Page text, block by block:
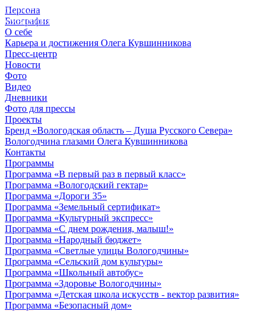
Персона
Биография
О себе
Карьера и достижения Олега Кувшинникова
Пресс-центр
Новости
Фото
Видео
Дневники
Фото для прессы
Проекты
Бренд «Вологодская область – Душа Русского Севера»
Вологодчина глазами Олега Кувшинникова
Контакты
Программы
Программа «В первый раз в первый класс»
Программа «Вологодский гектар»
Программа «Дороги 35»
Программа «Земельный сертификат»
Программа «Культурный экспресс»
Программа «С днем рождения, малыш!»
Программа «Народный бюджет»
Программа «Светлые улицы Вологодчины»
Программа «Сельский дом культуры»
Программа «Школьный автобус»
Программа «Здоровье Вологодчины»
Программа «Детская школа искусств - вектор развития»
Программа «Безопасный дом»
© 2012 - 2023,
КУВШИННИКОВ О.А.